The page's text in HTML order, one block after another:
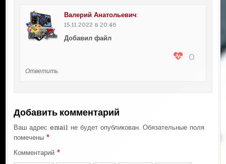
Валерий Анатольевич:
15.11.2022 в 20:46
Добавил файл
0
Ответить
Добавить комментарий
Ваш адрес email не будет опубликован. Обязательные поля
помечены*
Комментарий*